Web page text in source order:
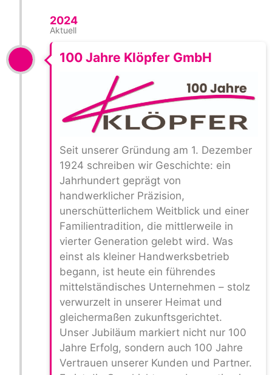
2024
Aktuell
100 Jahre Klöpfer GmbH
Seit unserer Gründung am 1. Dezember
1924 schreiben wir Geschichte: ein
Jahrhundert geprägt von
handwerklicher Präzision,
unerschütterlichem Weitblick und einer
Familientradition, die mittlerweile in
vierter Generation gelebt wird. Was
einst als kleiner Handwerksbetrieb
begann, ist heute ein führendes
mittelständisches Unternehmen – stolz
verwurzelt in unserer Heimat und
gleichermaßen zukunftsgerichtet.
Unser Jubiläum markiert nicht nur 100
Jahre Erfolg, sondern auch 100 Jahre
Vertrauen unserer Kunden und Partner.